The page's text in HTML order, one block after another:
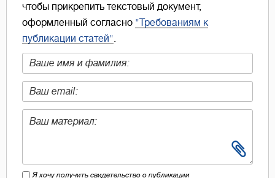
чтобы прикрепить текстовый документ,
оформленный согласно "Требованиям к
публикации статей"
Я хочу получить свидетельство о публикации